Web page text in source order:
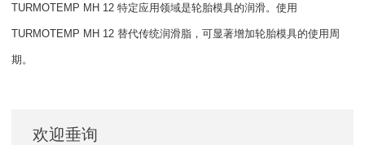
TURMOTEMP MH 12 特定应用领域是轮胎模具的润滑。使用
TURMOTEMP MH 12 替代传统润滑脂，可显著增加轮胎模具的使用周
期。
欢迎垂询